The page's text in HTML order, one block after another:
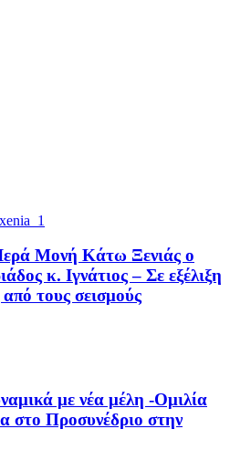
Μονή Κάτω Ξενιάς ο
κ. Ιγνάτιος – Σε εξέλιξη
τους σεισμούς
με νέα μέλη -Ομιλία
στο Προσυνέδριο στην